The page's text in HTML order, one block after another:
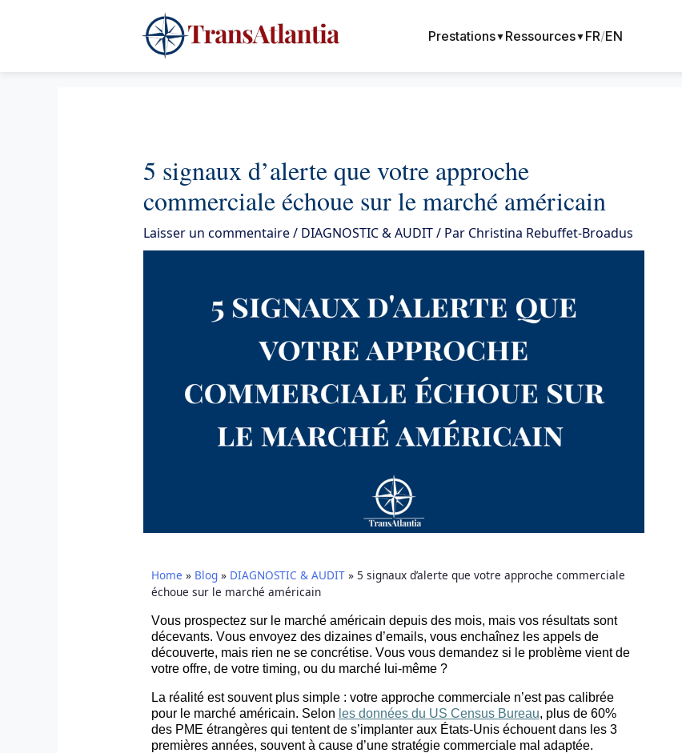
Prestations▼ Ressources▼ FR/EN
5 signaux d’alerte que votre approche
commerciale échoue sur le marché américain
Laisser un commentaire/ DIAGNOSTIC & AUDIT/ Par Christina Rebuffet-Broadus
Home » Blog» DIAGNOSTIC & AUDIT» 5 signaux d’alerte que votre approche commerciale
échoue sur le marché américain
Vous prospectez sur le marché américain depuis des mois, mais vos résultats sont
décevants. Vous envoyez des dizaines d’emails, vous enchaînez les appels de
découverte, mais rien ne se concrétise. Vous vous demandez si le problème vient de
votre offre, de votre timing, ou du marché lui-même ?
La réalité est souvent plus simple : votre approche commerciale n’est pas calibrée
pour le marché américain. Selon les données du US Census Bureau, plus de 60%
des PME étrangères qui tentent de s’implanter aux États-Unis échouent dans les 3
premières années, souvent à cause d’une stratégie commerciale mal adaptée.